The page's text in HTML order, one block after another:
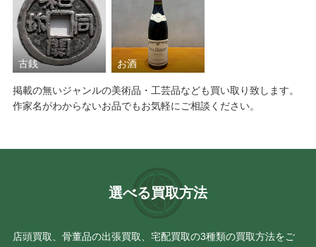
古銭 お酒
掲載の無いジャンルの美術品・工芸品なども買い取り致します。
作家名がわからないお品でもお気軽にご相談ください。
選べる買取方法
店頭買取、骨董品の出張買取、宅配買取の3種類の買取方法をご